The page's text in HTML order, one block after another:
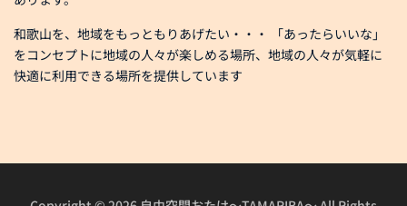
和歌山を、地域をもっともりあげたい・・・ 「あったらいいな」
をコンセプトに地域の人々が楽しめる場所、地域の人々が気軽に
快適に利用できる場所を提供しています